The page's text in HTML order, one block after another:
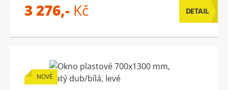
3 276,- Kč DETAIL
NOVÉ